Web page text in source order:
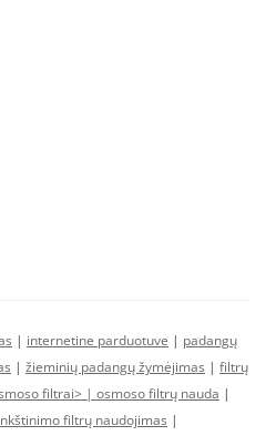
| internetine parduotuve | padangų
| žieminių padangų žymėjimas | filtrų
filtrai> | osmoso filtrų nauda |
filtrų naudojimas |